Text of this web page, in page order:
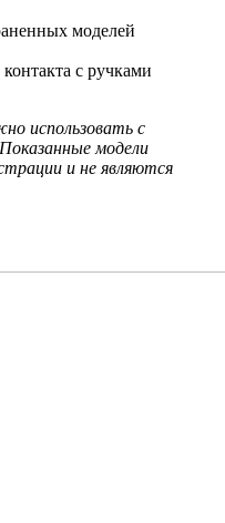
моделей
с ручками
использовать с
модели
и не являются